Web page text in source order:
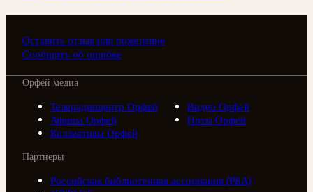
Оставить отзыв или пожелание
Сообщить об ошибке
Орфей медиа
Телерадиоцентр Орфей
Видео Орфей
Афиша Орфей
Ноты Орфей
Коллективы Орфей
Партнеры
Российская библиотечная ассоциация (РБА)